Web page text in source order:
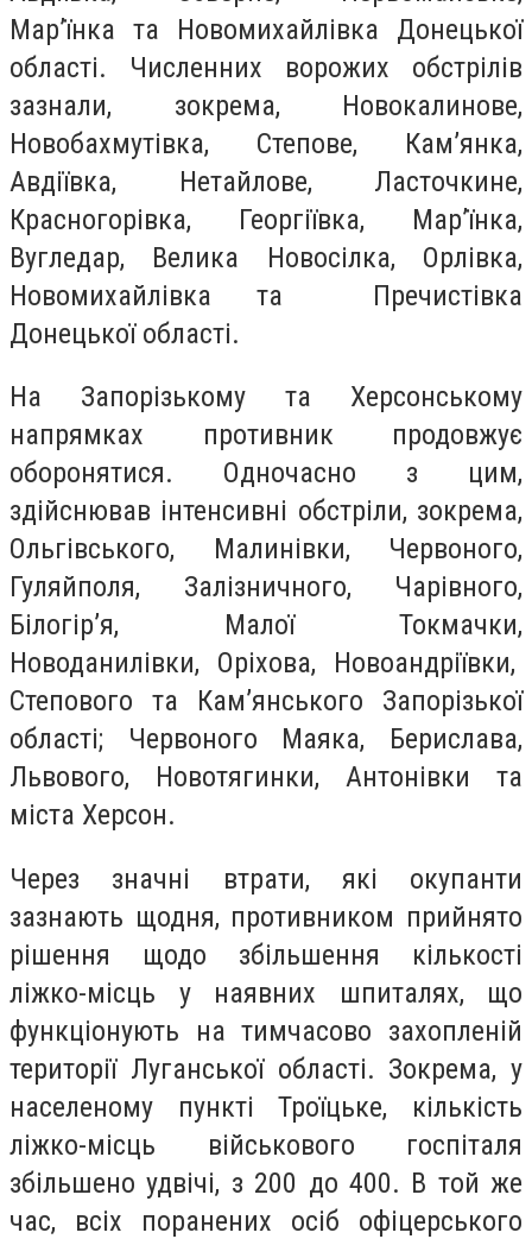
Мар’їнка та Новомихайлівка Донецької
області. Численних ворожих обстрілів
зазнали, зокрема, Новокалинове,
Новобахмутівка, Степове, Кам’янка,
Авдіївка, Нетайлове, Ласточкине,
Красногорівка, Георгіївка, Мар’їнка,
Вугледар, Велика Новосілка, Орлівка,
Новомихайлівка та Пречистівка
Донецької області.
На Запорізькому та Херсонському
напрямках противник продовжує
оборонятися. Одночасно з цим,
здійснював інтенсивні обстріли, зокрема,
Ольгівського, Малинівки, Червоного,
Гуляйполя, Залізничного, Чарівного,
Білогір’я, Малої Токмачки,
Новоданилівки, Оріхова, Новоандріївки,
Степового та Кам’янського Запорізької
області; Червоного Маяка, Берислава,
Львового, Новотягинки, Антонівки та
міста Херсон.
Через значні втрати, які окупанти
зазнають щодня, противником прийнято
рішення щодо збільшення кількості
ліжко-місць у наявних шпиталях, що
функціонують на тимчасово захопленій
території Луганської області. Зокрема, у
населеному пункті Троїцьке, кількість
ліжко-місць військового госпіталя
збільшено удвічі, з 200 до 400. В той же
час, всіх поранених осіб офіцерського